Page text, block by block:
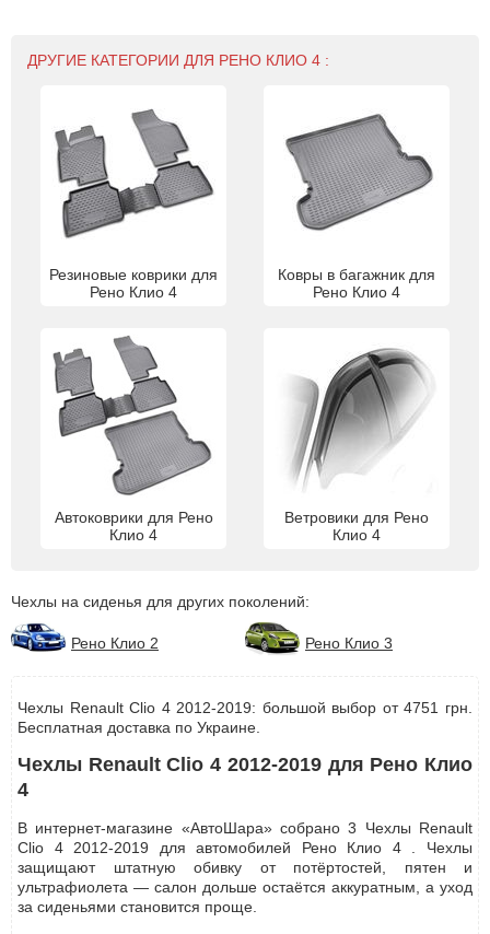
ДРУГИЕ КАТЕГОРИИ ДЛЯ РЕНО КЛИО 4 :
Резиновые коврики для
Рено Клио 4
Ковры в багажник для
Рено Клио 4
Автоковрики для Рено
Клио 4
Ветровики для Рено
Клио 4
Чехлы на сиденья для других поколений:
Рено Клио 2 Рено Клио 3
Чехлы Renault Clio 4 2012-2019: большой выбор от 4751 грн.
Бесплатная доставка по Украине.
Чехлы Renault Clio 4 2012-2019 для Рено Клио
4
В интернет-магазине «АвтоШара» собрано 3 Чехлы Renault
Clio 4 2012-2019 для автомобилей Рено Клио 4 . Чехлы
защищают штатную обивку от потёртостей, пятен и
ультрафиолета — салон дольше остаётся аккуратным, а уход
за сиденьями становится проще.